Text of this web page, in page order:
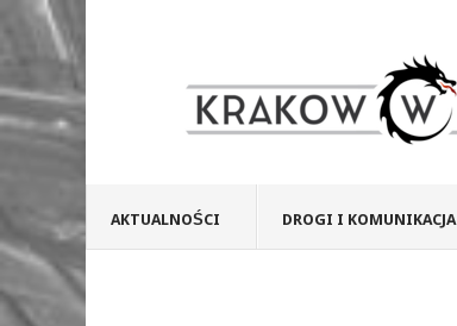
AKTUALNOŚCI DROGI I KOMUNIKACJA